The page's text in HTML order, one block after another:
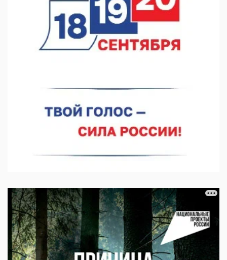
В Нижнем Новгороде прошло совещание Росгвардии
07.08.2026 12:04